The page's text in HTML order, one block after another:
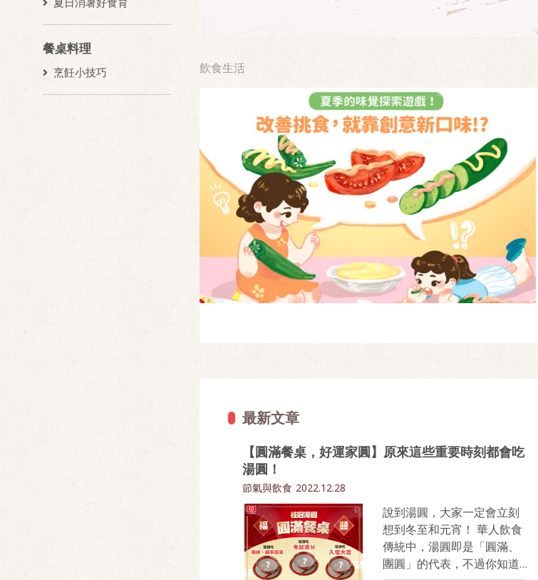
餐桌料理
烹飪小技巧 飲食生活
最新文章
【圓滿餐桌，好運家圓】原來這些重要時刻都會吃
湯圓！
節氣與飲食 2022.12.28
說到湯圓，大家一定會立刻
想到冬至和元宵！ 華人飲食
傳統中，湯圓即是「圓滿、
團圓」的代表，不過你知道